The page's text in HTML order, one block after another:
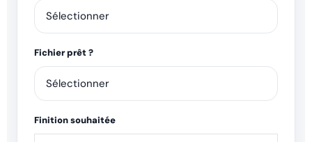
Fichier prêt ?
Finition souhaitée